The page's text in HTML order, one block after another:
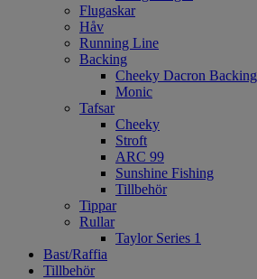
Flugaskar
Håv
Running Line
Backing
Cheeky Dacron Backing
Monic
Tafsar
Cheeky
Stroft
ARC 99
Sunshine Fishing
Tillbehör
Tippar
Rullar
Taylor Series 1
Bast/Raffia
Tillbehör